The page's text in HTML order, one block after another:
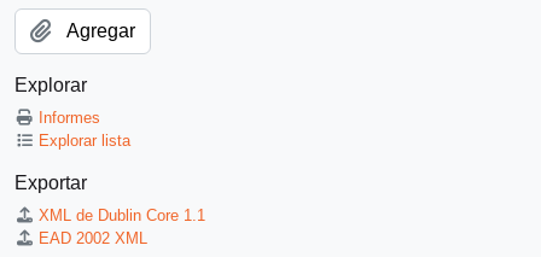
Agregar
Explorar
Informes
Explorar lista
Exportar
XML de Dublin Core 1.1
EAD 2002 XML